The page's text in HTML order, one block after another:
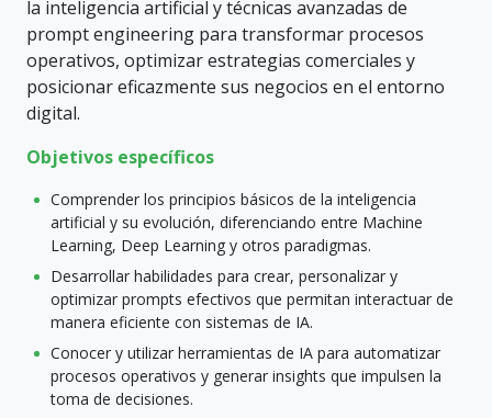
la inteligencia artificial y técnicas avanzadas de
prompt engineering para transformar procesos
operativos, optimizar estrategias comerciales y
posicionar eficazmente sus negocios en el entorno
digital.
Objetivos específicos
Comprender los principios básicos de la inteligencia
artificial y su evolución, diferenciando entre Machine
Learning, Deep Learning y otros paradigmas.
Desarrollar habilidades para crear, personalizar y
optimizar prompts efectivos que permitan interactuar de
manera eficiente con sistemas de IA.
Conocer y utilizar herramientas de IA para automatizar
procesos operativos y generar insights que impulsen la
toma de decisiones.